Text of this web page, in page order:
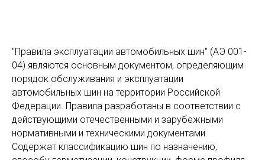
"Правила эксплуатации автомобильных шин" (АЭ 001-
04) являются основным документом, определяющим
порядок обслуживания и эксплуатации
автомобильных шин на территории Российской
Федерации. Правила разработаны в соответствии с
действующими отечественными и зарубежными
нормативными и техническими документами.
Содержат классификацию шин по назначению,